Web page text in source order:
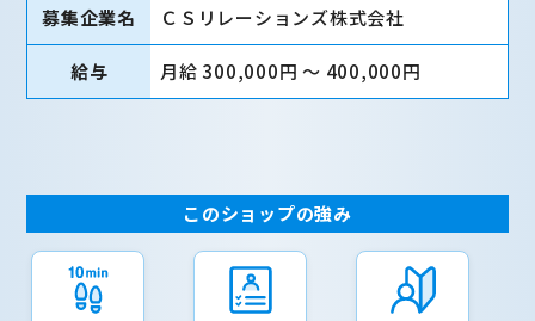
募集企業名 ＣＳリレーションズ株式会社
給与 月給 300,000円 〜 400,000円
このショップの強み